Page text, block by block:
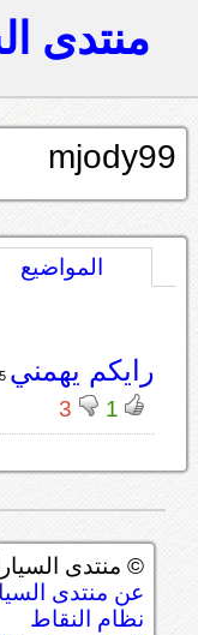
منتدى
mjody99
المواضيع
رايكم يهمني 5 ردود
1
3
© منتدى
عن منتدى
نظام النقاط